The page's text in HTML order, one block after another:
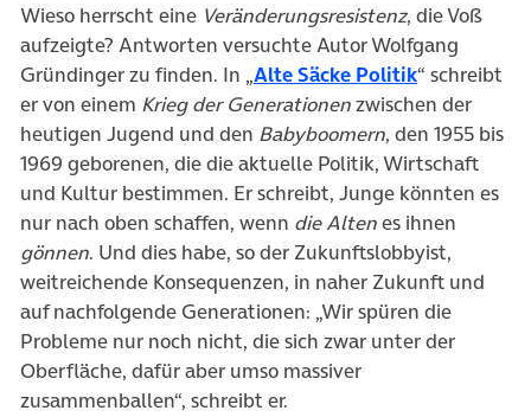
Wieso herrscht eine Veränderungsresistenz, die Voß
aufzeigte? Antworten versuchte Autor Wolfgang
Gründinger zu finden. In „Alte Säcke Politik“ schreibt
er von einem Krieg der Generationenzwischen der
heutigen Jugend und den Babyboomern, den 1955 bis
1969 geborenen, die die aktuelle Politik, Wirtschaft
und Kultur bestimmen. Er schreibt, Junge könnten es
nur nach oben schaffen, wenn die Altenes ihnen
gönnen. Und dies habe, so der Zukunftslobbyist,
weitreichende Konsequenzen, in naher Zukunft und
auf nachfolgende Generationen: „Wir spüren die
Probleme nur noch nicht, die sich zwar unter der
Oberfläche, dafür aber umso massiver
zusammenballen“, schreibt er.